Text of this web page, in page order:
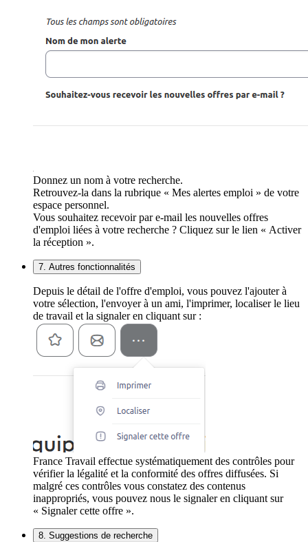
Donnez un nom à votre recherche.
Retrouvez-la dans la rubrique « Mes alertes emploi » de votre
espace personnel.
Vous souhaitez recevoir par e-mail les nouvelles offres
d'emploi liées à votre recherche ? Cliquez sur le lien « Activer
la réception ».
7. Autres fonctionnalités
Depuis le détail de l'offre d'emploi, vous pouvez l'ajouter à
votre sélection, l'envoyer à un ami, l'imprimer, localiser le lieu
de travail et la signaler en cliquant sur :
France Travail effectue systématiquement des contrôles pour
vérifier la légalité et la conformité des offres diffusées. Si
malgré ces contrôles vous constatez des contenus
inappropriés, vous pouvez nous le signaler en cliquant sur
« Signaler cette offre ».
8. Suggestions de recherche